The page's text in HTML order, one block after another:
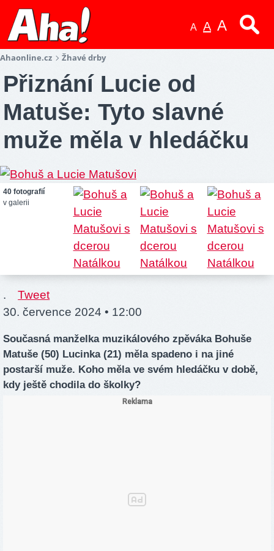
A A A
Ahaonline.cz Žhavé drby
Přiznání Lucie od
Matuše: Tyto slavné
muže měla v hledáčku
40 fotografií
v galerii
.
Tweet
30. července 2024 • 12:00
Současná manželka muzikálového zpěváka Bohuše
Matuše (50) Lucinka (21) měla spadeno i na jiné
postarší muže. Koho měla ve svém hledáčku v době,
kdy ještě chodila do školky?